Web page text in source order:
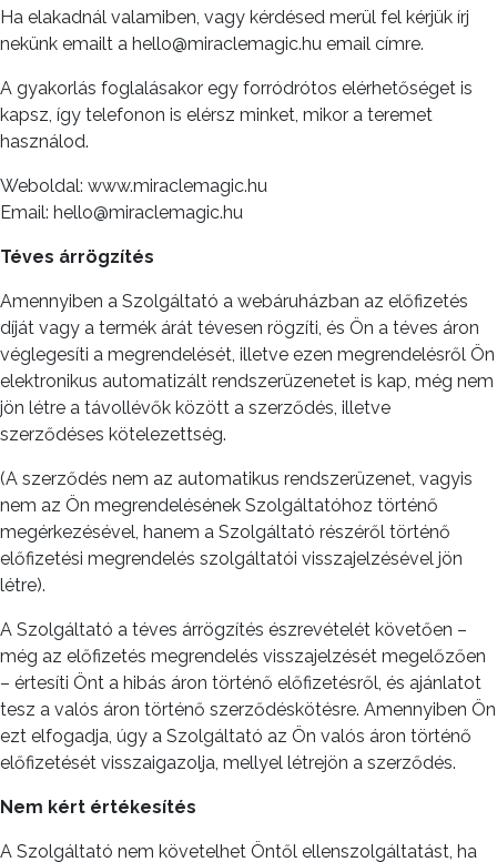
Ha elakadnál valamiben, vagy kérdésed merül fel kérjük írj
nekünk emailt a hello@miraclemagic.hu email címre.
A gyakorlás foglalásakor egy forródrótos elérhetőséget is
kapsz, így telefonon is elérsz minket, mikor a teremet
használod.
Weboldal: www.miraclemagic.hu
Email: hello@miraclemagic.hu
Téves árrögzítés
Amennyiben a Szolgáltató a webáruházban az előfizetés
díját vagy a termék árát tévesen rögzíti, és Ön a téves áron
véglegesíti a megrendelését, illetve ezen megrendelésről Ön
elektronikus automatizált rendszerüzenetet is kap, még nem
jön létre a távollévők között a szerződés, illetve
szerződéses kötelezettség.
(A szerződés nem az automatikus rendszerüzenet, vagyis
nem az Ön megrendelésének Szolgáltatóhoz történő
megérkezésével, hanem a Szolgáltató részéről történő
előfizetési megrendelés szolgáltatói visszajelzésével jön
létre).
A Szolgáltató a téves árrögzítés észrevételét követően –
még az előfizetés megrendelés visszajelzését megelőzően
– értesíti Önt a hibás áron történő előfizetésről, és ajánlatot
tesz a valós áron történő szerződéskötésre. Amennyiben Ön
ezt elfogadja, úgy a Szolgáltató az Ön valós áron történő
előfizetését visszaigazolja, mellyel létrejön a szerződés.
Nem kért értékesítés
A Szolgáltató nem követelhet Öntől ellenszolgáltatást, ha